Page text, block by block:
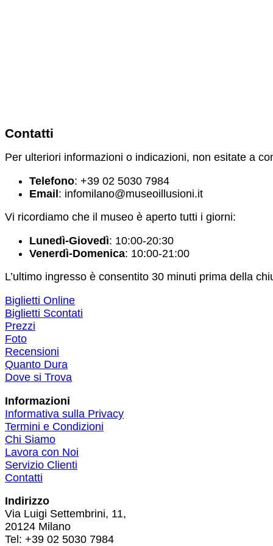
Contatti
Per ulteriori informazioni o indicazioni, non esitate a
Telefono: +39 02 5030 7984
Email: infomilano@museoillusioni.it
Vi ricordiamo che il museo è aperto tutti i giorni:
Lunedì-Giovedì: 10:00-20:30
Venerdì-Domenica: 10:00-21:00
L’ultimo ingresso è consentito 30 minuti prima della
Footer
Biglietti Online
Biglietti Scontati
Prezzi
Foto
Recensioni
Quanto Dura
Dove si Trova
Informazioni
Informativa sulla Privacy
Termini e Condizioni
Chi Siamo
Lavora con Noi
Servizio Clienti
Contatti
Indirizzo
Via Luigi Settembrini, 11,
20124 Milano
Tel: +39 02 5030 7984